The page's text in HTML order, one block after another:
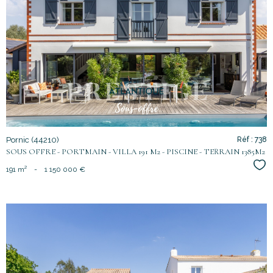
voir le
bien
Pornic (44210)
SOUS OFFRE - PORTMAIN - VILLA 191 M2 - PISCINE - TERRAIN 1385M2
Réf : 738
191 m² - 1 150 000 €